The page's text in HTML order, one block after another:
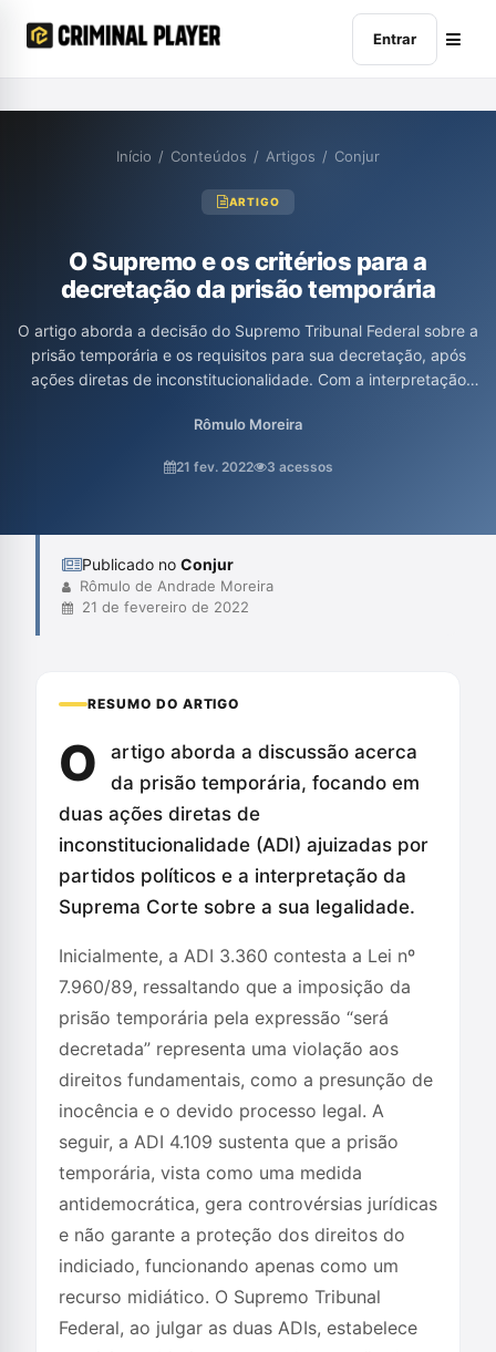
Entrar
Início / Conteúdos / Artigos / Conjur
ARTIGO
O Supremo e os critérios para a
decretação da prisão temporária
O artigo aborda a decisão do Supremo Tribunal Federal sobre a
prisão temporária e os requisitos para sua decretação, após
ações diretas de inconstitucionalidade. Com a interpretação
permitida quando forem comprovados requisitos objetivos nas
presunção de inocência. A análise também critica a natureza da
Rômulo Moreira
21 fev. 2022 3 acessos
Publicado no Conjur
Rômulo de Andrade Moreira
21 de fevereiro de 2022
RESUMO DO ARTIGO
O
artigo aborda a discussão acerca
da prisão temporária, focando em
duas ações diretas de
inconstitucionalidade (ADI) ajuizadas por
partidos políticos e a interpretação da
Suprema Corte sobre a sua legalidade.
Inicialmente, a ADI 3.360 contesta a Lei nº
7.960/89, ressaltando que a imposição da
prisão temporária pela expressão “será
decretada” representa uma violação aos
direitos fundamentais, como a presunção de
inocência e o devido processo legal. A
seguir, a ADI 4.109 sustenta que a prisão
temporária, vista como uma medida
antidemocrática, gera controvérsias jurídicas
e não garante a proteção dos direitos do
indiciado, funcionando apenas como um
recurso midiático. O Supremo Tribunal
Federal, ao julgar as duas ADIs, estabelece